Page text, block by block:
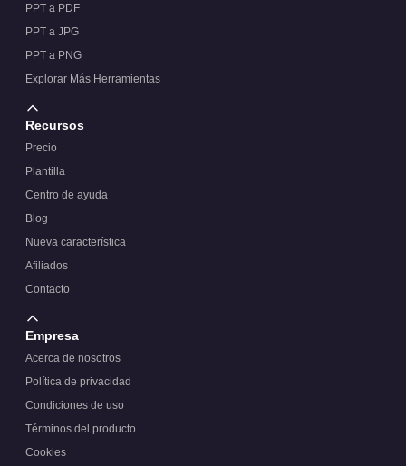
PPT a PDF
PPT a JPG
PPT a PNG
Explorar Más Herramientas
Recursos
Precio
Plantilla
Centro de ayuda
Blog
Nueva característica
Afiliados
Contacto
Empresa
Acerca de nosotros
Política de privacidad
Condiciones de uso
Términos del producto
Cookies